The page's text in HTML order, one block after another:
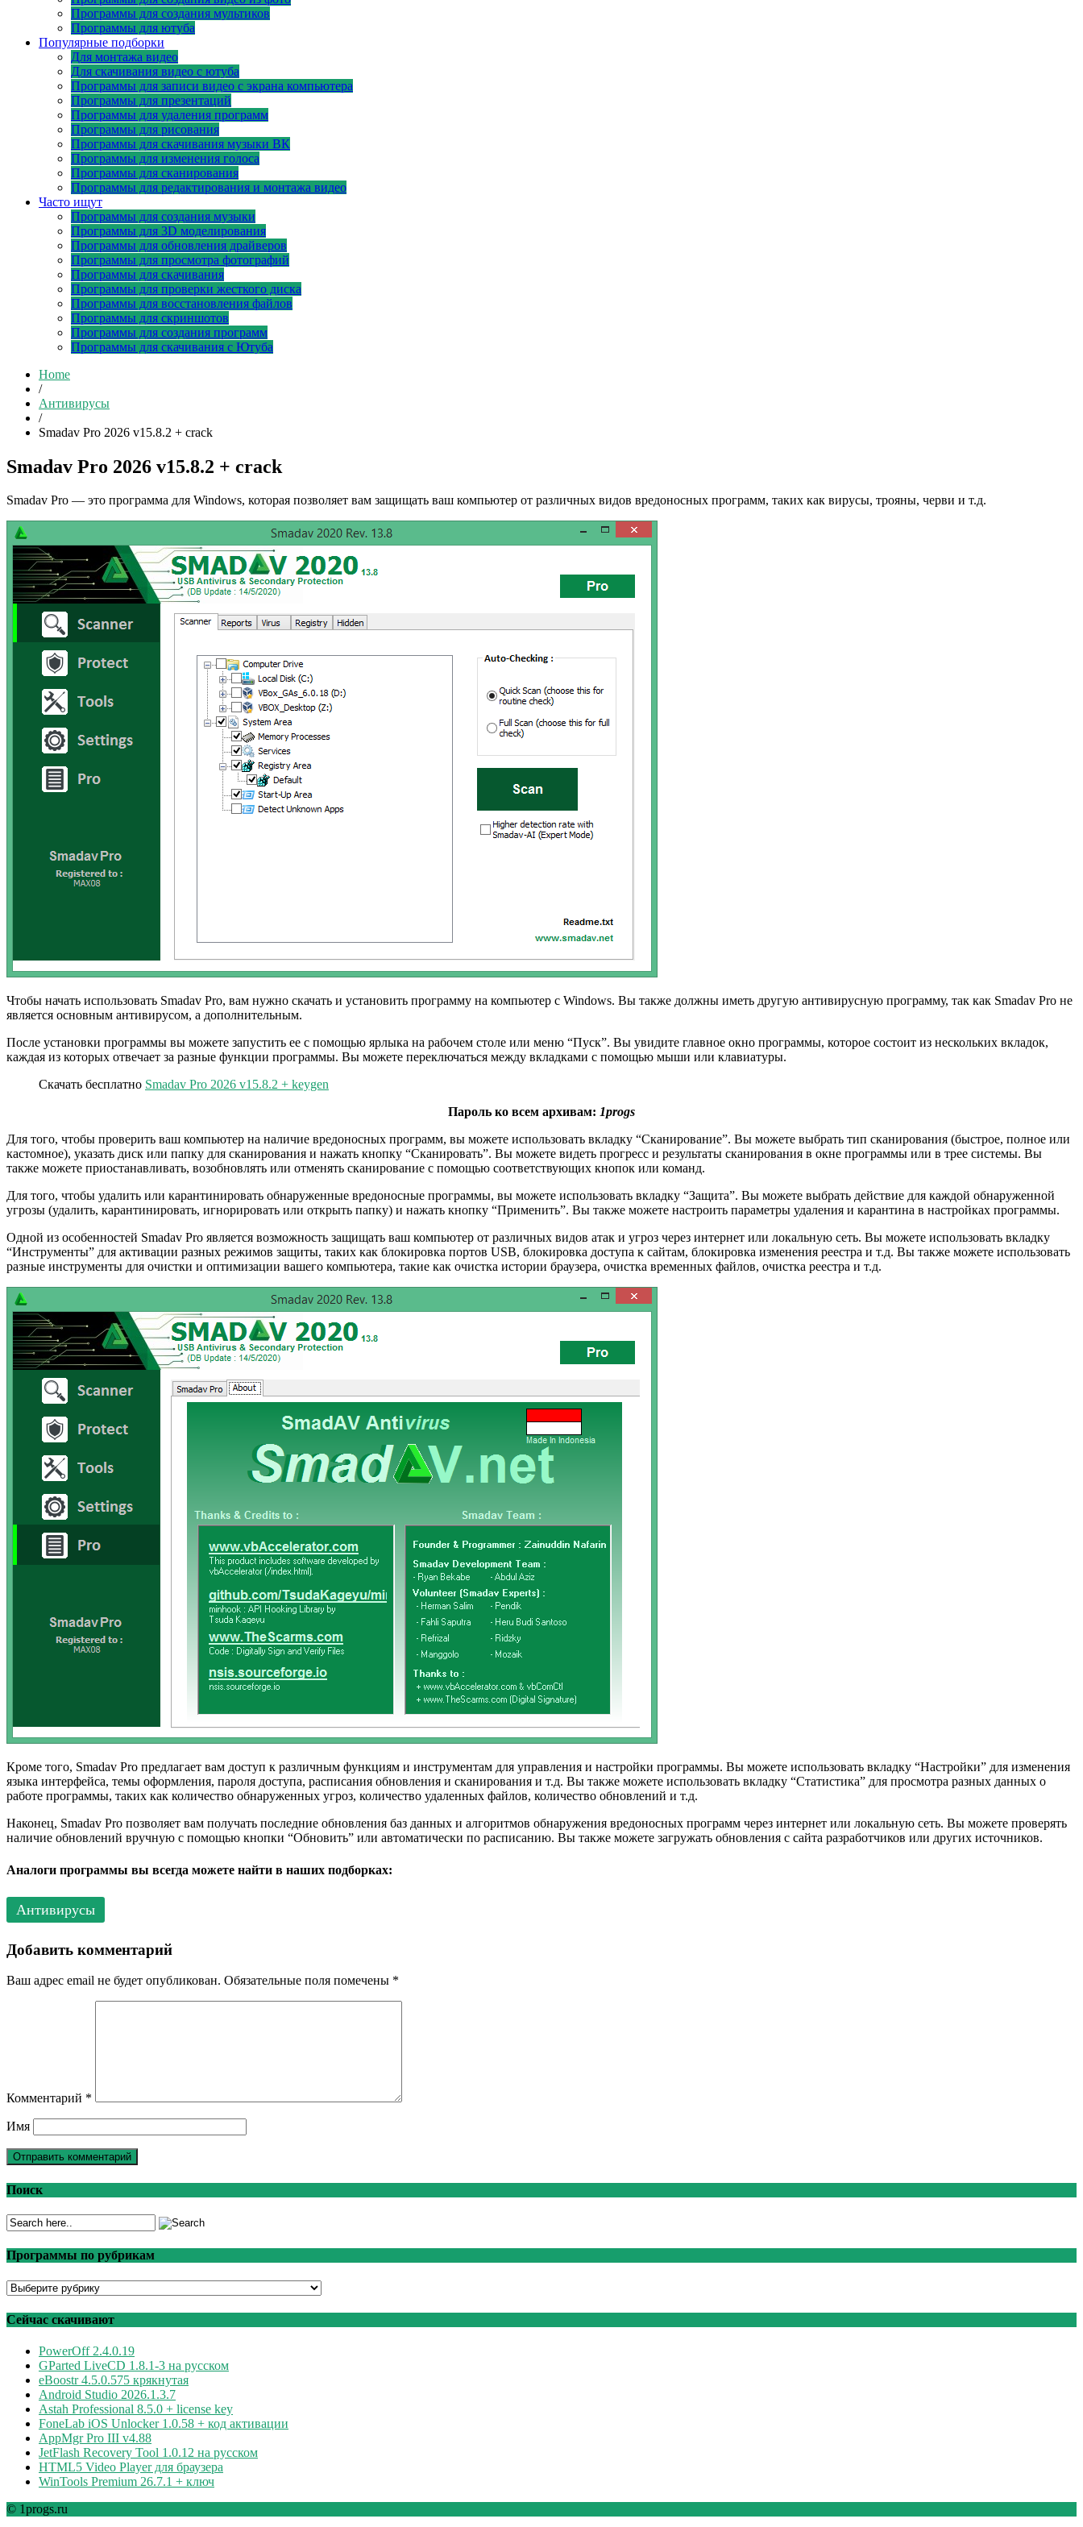
Программы для создания мультиков
Программы для ютуба
Популярные подборки
Для монтажа видео
Для скачивания видео с ютуба
Программы для записи видео с экрана компьютера
Программы для презентаций
Программы для удаления программ
Программы для рисования
Программы для скачивания музыки ВК
Программы для изменения голоса
Программы для сканирования
Программы для редактирования и монтажа видео
Часто ищут
Программы для создания музыки
Программы для 3D моделирования
Программы для обновления драйверов
Программы для просмотра фотографий
Программы для скачивания
Программы для проверки жесткого диска
Программы для восстановления файлов
Программы для скриншотов
Программы для создания программ
Программы для скачивания с Ютуба
Home
/
Антивирусы
/
Smadav Pro 2026 v15.8.2 + crack
Smadav Pro 2026 v15.8.2 + crack
Smadav Pro — это программа для Windows, которая позволяет вам защищать ваш компьютер от различных видов вредоносных программ, таких как вирусы, трояны, черви и т.д.
Чтобы начать использовать Smadav Pro, вам нужно скачать и установить программу на компьютер с Windows. Вы также должны иметь другую антивирусную программу, так как Smadav Pro не
является основным антивирусом, а дополнительным.
После установки программы вы можете запустить ее с помощью ярлыка на рабочем столе или меню “Пуск”. Вы увидите главное окно программы, которое состоит из нескольких вкладок,
каждая из которых отвечает за разные функции программы. Вы можете переключаться между вкладками с помощью мыши или клавиатуры.
Скачать бесплатно Smadav Pro 2026 v15.8.2 + keygen
Пароль ко всем архивам: 1progs
Для того, чтобы проверить ваш компьютер на наличие вредоносных программ, вы можете использовать вкладку “Сканирование”. Вы можете выбрать тип сканирования (быстрое, полное или
кастомное), указать диск или папку для сканирования и нажать кнопку “Сканировать”. Вы можете видеть прогресс и результаты сканирования в окне программы или в трее системы. Вы
также можете приостанавливать, возобновлять или отменять сканирование с помощью соответствующих кнопок или команд.
Для того, чтобы удалить или карантинировать обнаруженные вредоносные программы, вы можете использовать вкладку “Защита”. Вы можете выбрать действие для каждой обнаруженной
угрозы (удалить, карантинировать, игнорировать или открыть папку) и нажать кнопку “Применить”. Вы также можете настроить параметры удаления и карантина в настройках программы.
Одной из особенностей Smadav Pro является возможность защищать ваш компьютер от различных видов атак и угроз через интернет или локальную сеть. Вы можете использовать вкладку
“Инструменты” для активации разных режимов защиты, таких как блокировка портов USB, блокировка доступа к сайтам, блокировка изменения реестра и т.д. Вы также можете использовать
разные инструменты для очистки и оптимизации вашего компьютера, такие как очистка истории браузера, очистка временных файлов, очистка реестра и т.д.
Кроме того, Smadav Pro предлагает вам доступ к различным функциям и инструментам для управления и настройки программы. Вы можете использовать вкладку “Настройки” для изменения
языка интерфейса, темы оформления, пароля доступа, расписания обновления и сканирования и т.д. Вы также можете использовать вкладку “Статистика” для просмотра разных данных о
работе программы, таких как количество обнаруженных угроз, количество удаленных файлов, количество обновлений и т.д.
Наконец, Smadav Pro позволяет вам получать последние обновления баз данных и алгоритмов обнаружения вредоносных программ через интернет или локальную сеть. Вы можете проверять
наличие обновлений вручную с помощью кнопки “Обновить” или автоматически по расписанию. Вы также можете загружать обновления с сайта разработчиков или других источников.
Аналоги программы вы всегда можете найти в наших подборках:
Антивирусы
Добавить комментарий
Ваш адрес email не будет опубликован. Обязательные поля помечены *
Комментарий *
Имя
Поиск
Программы по рубрикам
Программы
рубрикам
Сейчас скачивают
PowerOff 2.4.0.19
GParted LiveCD 1.8.1-3 на русском
eBoostr 4.5.0.575 крякнутая
Android Studio 2026.1.3.7
Astah Professional 8.5.0 + license key
FoneLab iOS Unlocker 1.0.58 + код активации
AppMgr Pro III v4.88
JetFlash Recovery Tool 1.0.12 на русском
HTML5 Video Player для браузера
WinTools Premium 26.7.1 + ключ
© 1progs.ru